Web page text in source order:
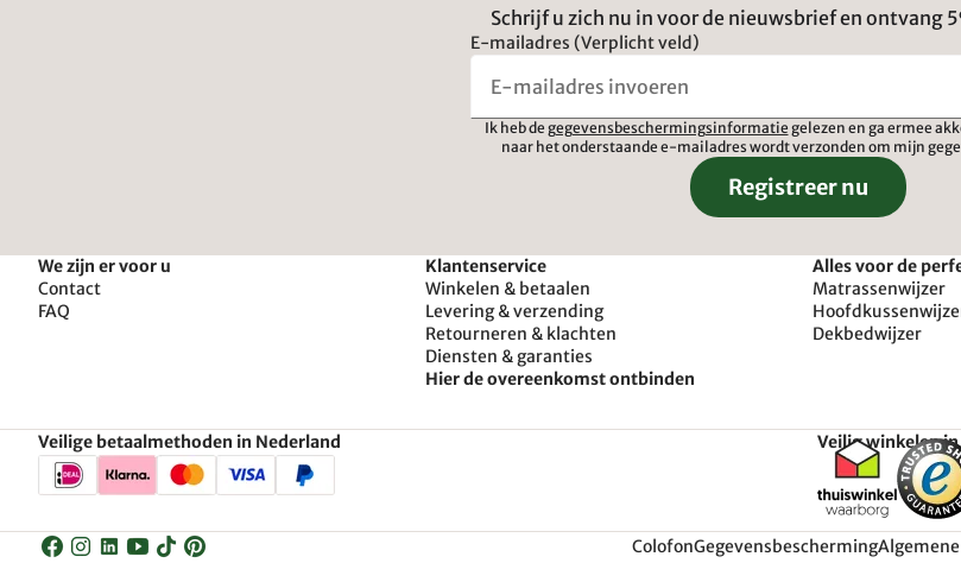
Schrijf u zich nu in voor de nieuwsbrief en ontvang
E-mailadres (Verplicht veld)
Ik heb de gegevensbeschermingsinformatie gelezen en ga ermee
naar het onderstaande e-mailadres wordt verzonden om mijn
Registreer nu
We zijn er voor u
Contact
FAQ
Klantenservice
Winkelen & betaalen
Levering & verzending
Retourneren & klachten
Diensten & garanties
Hier de overeenkomst ontbinden
Alles voor de
Matrassenwijzer
Dekbedwijzer
Veilige betaalmethoden in Nederland Veilig winkelen
ColofonGegevensbescherming